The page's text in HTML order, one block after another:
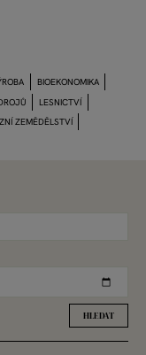
BIOEKONOMIKA
LESNICTVÍ
ZEMĚDĚLSTVÍ